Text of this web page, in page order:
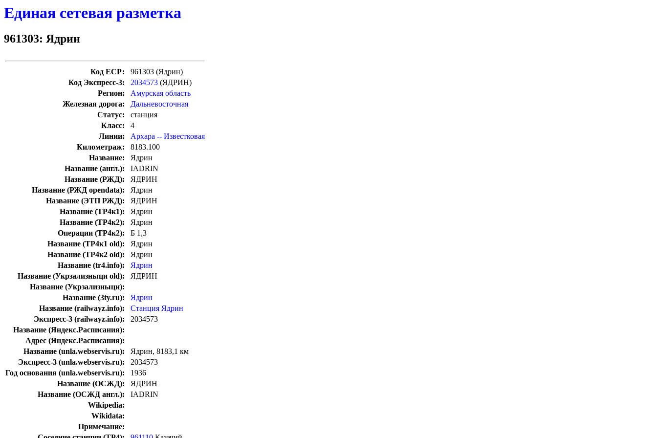
Единая сетевая разметка
961303: Ядрин
Код ЕСР:
961303 (Ядрин)
Код Экспресс-3:
2034573 (ЯДРИН)
Регион:
Амурская область
Железная дорога:
Дальневосточная
Статус:
станция
Класс:
4
Линии:
Архара -- Известковая
Километраж:
8183.100
Название:
Ядрин
Название (англ.):
IADRIN
Название (РЖД):
ЯДРИН
Название (РЖД opendata):
Ядрин
Название (ЭТП РЖД):
ЯДРИН
Название (ТР4к1):
Ядрин
Название (ТР4к2):
Ядрин
Операции (ТР4к2):
Б 1,3
Название (ТР4к1 old):
Ядрин
Название (ТР4к2 old):
Ядрин
Название (tr4.info):
Ядрин
Название (Укрзализныци old):
ЯДРИН
Название (Укрзализныци):
Название (3ty.ru):
Ядрин
Название (railwayz.info):
Станция Ядрин
Экспресс-3 (railwayz.info):
2034573
Название (Яндекс.Расписания):
Адрес (Яндекс.Расписания):
Название (unla.webservis.ru):
Ядрин, 8183,1 км
Экспресс-3 (unla.webservis.ru):
2034573
Год основания (unla.webservis.ru):
1936
Название (ОСЖД):
ЯДРИН
Название (ОСЖД англ.):
IADRIN
Wikipedia:
Wikidata:
Примечание: